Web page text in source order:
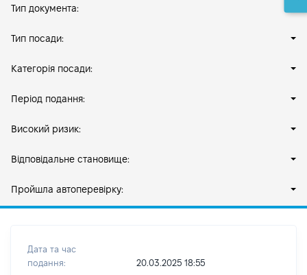
Тип документа:
Тип посади:
Категорія посади:
Період подання:
Високий ризик:
Відповідальне становище:
Пройшла автоперевірку:
Дата та час
подання:
20.03.2025 18:55